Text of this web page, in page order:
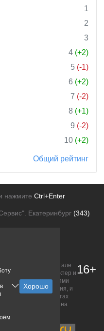
1
2
3
4 (+2)
5 (-1)
6 (+2)
7 (-2)
8 (+1)
9 (-2)
10 (+2)
Общий рейтинг
нажмите Ctrl+Enter
Екатеринбург (343)
на портале
характер и
положениями
и полного описания, и
уточняйте на сайтах
право на
16+